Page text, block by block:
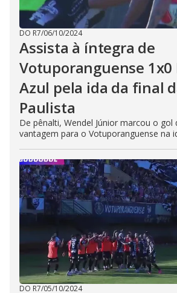
DO R7/06/10/2024
Assista à íntegra de
Votuporanguense
Azul pela ida da final
Paulista
De pênalti, Wendel Júnior marcou o gol
vantagem para o Votuporanguense na
DO R7/05/10/2024